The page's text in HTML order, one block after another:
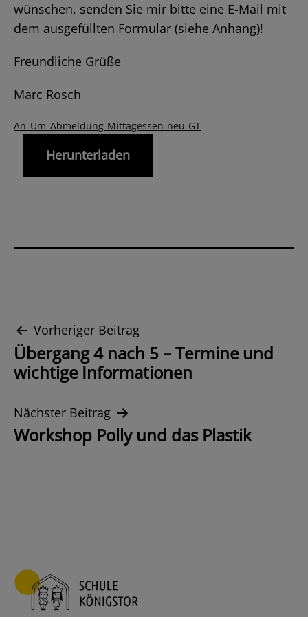
wünschen, senden Sie mir bitte eine E-Mail mit
dem ausgefüllten Formular (siehe Anhang)!
Freundliche Grüße
Marc Rosch
An_Um_Abmeldung-Mittagessen-neu-GT
Herunterladen
Beitrags-
Navigation
Vorheriger Beitrag
Übergang 4 nach 5 – Termine und
wichtige Informationen
Nächster Beitrag
Workshop Polly und das Plastik